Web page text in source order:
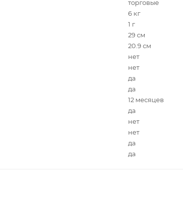
торговые
6 кг
1 г
29 см
20.9 см
нет
нет
да
да
12 месяцев
да
нет
нет
да
да